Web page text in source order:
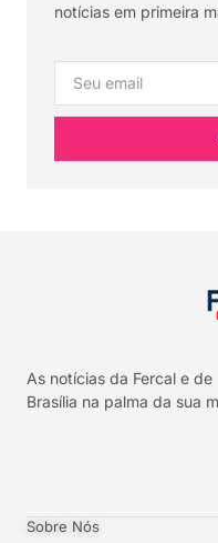
notícias em primeira
As notícias da Fercal e de
Brasília na palma da sua
Sobre Nós